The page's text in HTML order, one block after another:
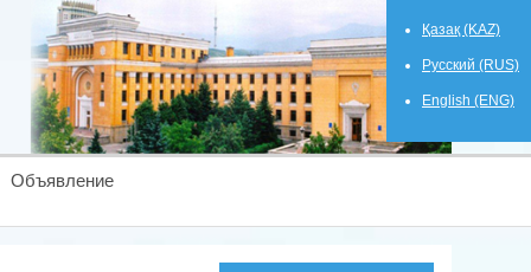
Қазақ (KAZ)
Русский (RUS)
English (ENG)
Объявление